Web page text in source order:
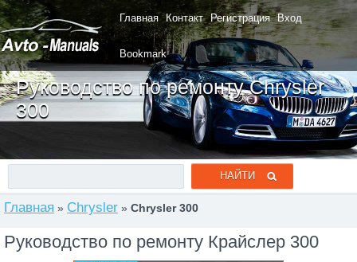
Главная Контакт Регистрация Вход
Bookmark
Руководство по ремонту Chrysler
300
Главная » Chrysler » Chrysler 300
Руководство по ремонту Крайслер 300